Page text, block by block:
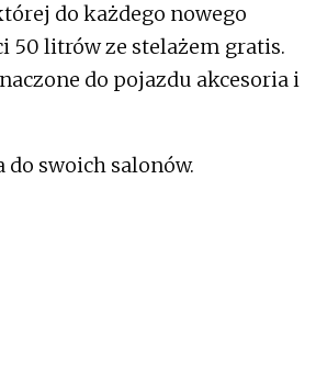
do każdego nowego
50 litrów ze stelażem gratis.
do pojazdu akcesoria i
do swoich salonów.